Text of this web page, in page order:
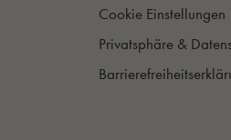
Cookie Einstellungen
Privatsphäre &